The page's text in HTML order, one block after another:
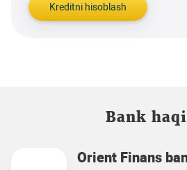
Kreditni hisoblash
Bank
Orient Finans